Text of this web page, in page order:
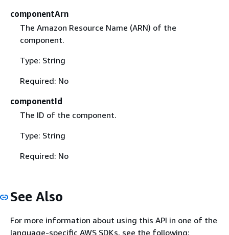
componentArn
The Amazon Resource Name (ARN) of the
component.
Type: String
Required: No
componentId
The ID of the component.
Type: String
Required: No
See Also
For more information about using this API in one of the
language-specific AWS SDKs, see the following: